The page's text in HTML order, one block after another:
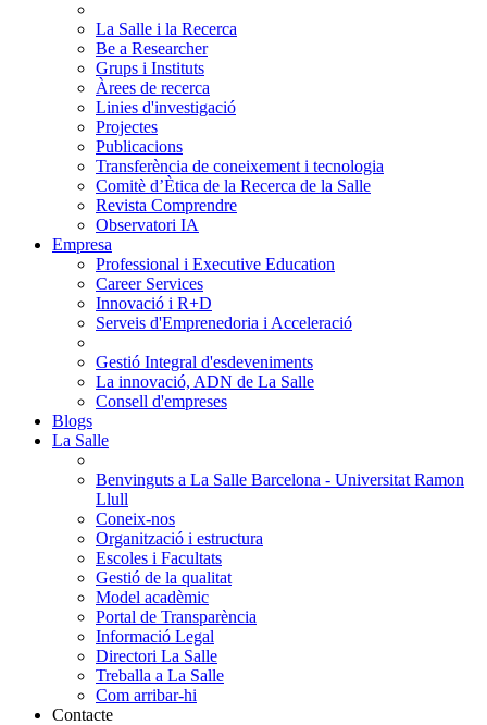
La Salle i la Recerca
Be a Researcher
Grups i Instituts
Àrees de recerca
Linies d'investigació
Projectes
Publicacions
Transferència de coneixement i tecnologia
Comitè d’Ètica de la Recerca de la Salle
Revista Comprendre
Observatori IA
Empresa
Professional i Executive Education
Career Services
Innovació i R+D
Serveis d'Emprenedoria i Acceleració
Gestió Integral d'esdeveniments
La innovació, ADN de La Salle
Consell d'empreses
Blogs
La Salle
Benvinguts a La Salle Barcelona - Universitat Ramon
Llull
Coneix-nos
Organització i estructura
Escoles i Facultats
Gestió de la qualitat
Model acadèmic
Portal de Transparència
Informació Legal
Directori La Salle
Treballa a La Salle
Com arribar-hi
Contacte